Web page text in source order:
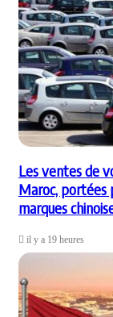
Les ventes de
Maroc, portées
marques
il y a 19 heures